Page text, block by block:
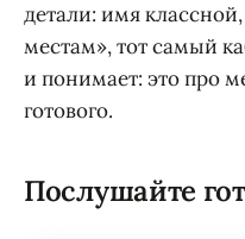
детали: имя
местам», тот самый
и понимает: это про
готового.
Послушайте